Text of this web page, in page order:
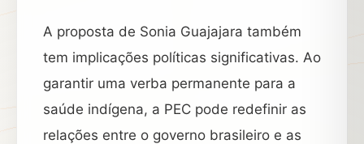
A proposta de Sonia Guajajara também
tem implicações políticas significativas. Ao
garantir uma verba permanente para a
saúde indígena, a PEC pode redefinir as
relações entre o governo brasileiro e as